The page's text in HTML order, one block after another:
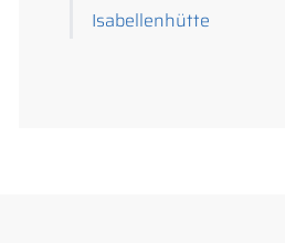
Isabellenhütte